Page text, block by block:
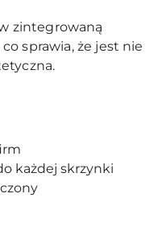
zintegrowaną
sprawia, że jest nie
każdej skrzynki